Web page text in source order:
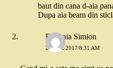
baut din cana d-aia
Dupa aia beam din
Eugenia Simion
26 MAI 2017/8:31 AM